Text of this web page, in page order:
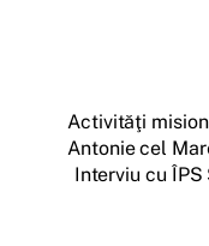
Activităţi
Antonie cel
Interviu cu